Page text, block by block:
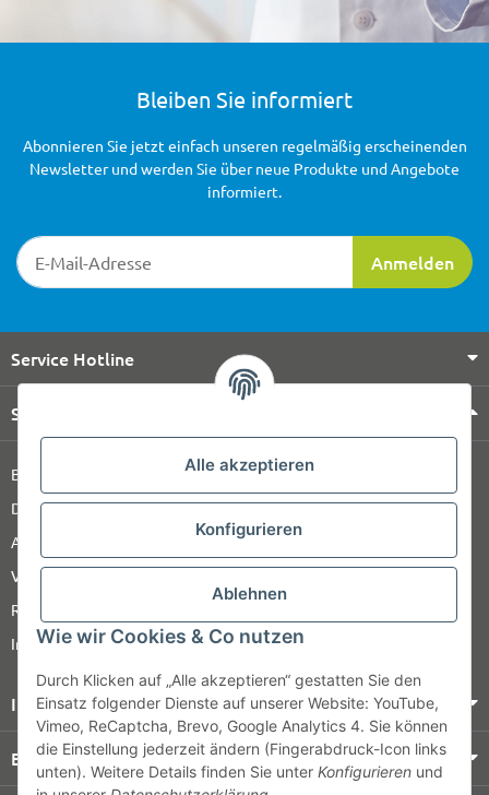
Alle akzeptieren
Konfigurieren
Ablehnen
Wie wir Cookies & Co nutzen
Durch Klicken auf „Alle akzeptieren“ gestatten Sie den
Einsatz folgender Dienste auf unserer Website: YouTube,
Vimeo, ReCaptcha, Brevo, Google Analytics 4. Sie können
die Einstellung jederzeit ändern (Fingerabdruck-Icon links
unten). Weitere Details finden Sie unter Konfigurieren und
Bleiben Sie informiert
Newsletter-Registrierung
Anmelden
Abonnieren Sie jetzt einfach unseren regelmäßig erscheinenden
Newsletter und werden Sie über neue Produkte und Angebote
informiert.
Service Hotline
Shop Service
Barrierefreiheitserklärung
Datenschutz
AGB
Versandinformationen
Retour
Impressum
Informationen
Bezahlung & Versand